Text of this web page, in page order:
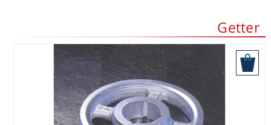
Getter
שרשראות, גלגלי שרשרת וגלגלי שיניים
רצועות וי, רצועות תזמון וגלגלים
שינוע ליניארי